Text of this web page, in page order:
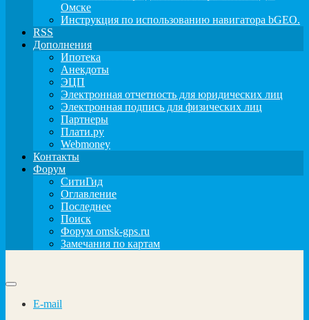
Омске
Инструкция по использованию навигатора bGEO.
RSS
Дополнения
Ипотека
Анекдоты
ЭЦП
Электронная отчетность для юридических лиц
Электронная подпись для физических лиц
Партнеры
Плати.ру
Webmoney
Контакты
Форум
СитиГид
Оглавление
Последнее
Поиск
Форум omsk-gps.ru
Замечания по картам
E-mail